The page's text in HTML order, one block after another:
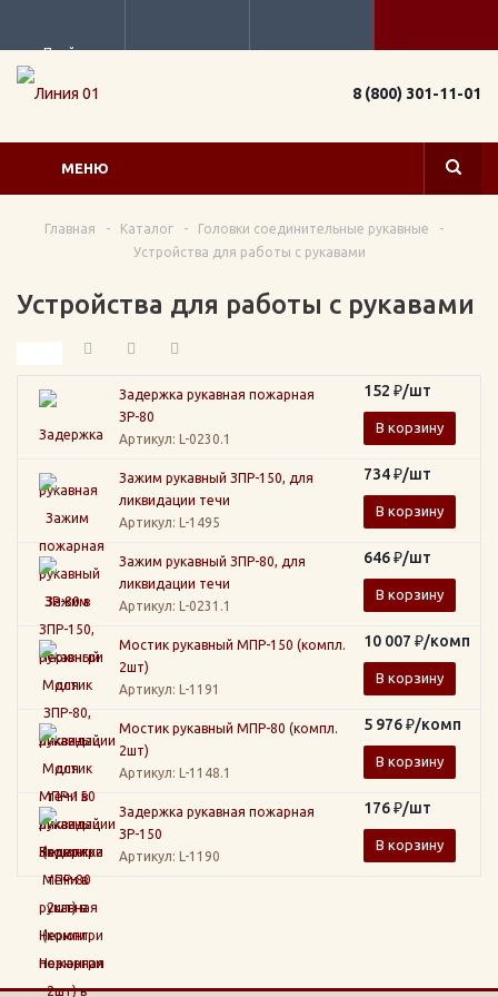
Прайс
8 (800) 301-11-01
МЕНЮ
Главная - Каталог - Головки соединительные рукавные
-
Устройства для работы с рукавами
Устройства для работы с рукавами
Задержка рукавная пожарная
ЗР-80
Артикул: L-0230.1
152 ₽/шт
В корзину
Зажим рукавный ЗПР-150, для
ликвидации течи
Артикул: L-1495
734₽/шт
В корзину
Зажим рукавный ЗПР-80, для
ликвидации течи
Артикул: L-0231.1
646₽/шт
В корзину
Мостик рукавный МПР-150 (компл.
2шт)
Артикул: L-1191
10 007 ₽/комп
В корзину
Мостик рукавный МПР-80 (компл.
2шт)
Артикул: L-1148.1
5 976₽/комп
В корзину
Задержка рукавная пожарная
ЗР-150
Артикул: L-1190
176₽/шт
В корзину